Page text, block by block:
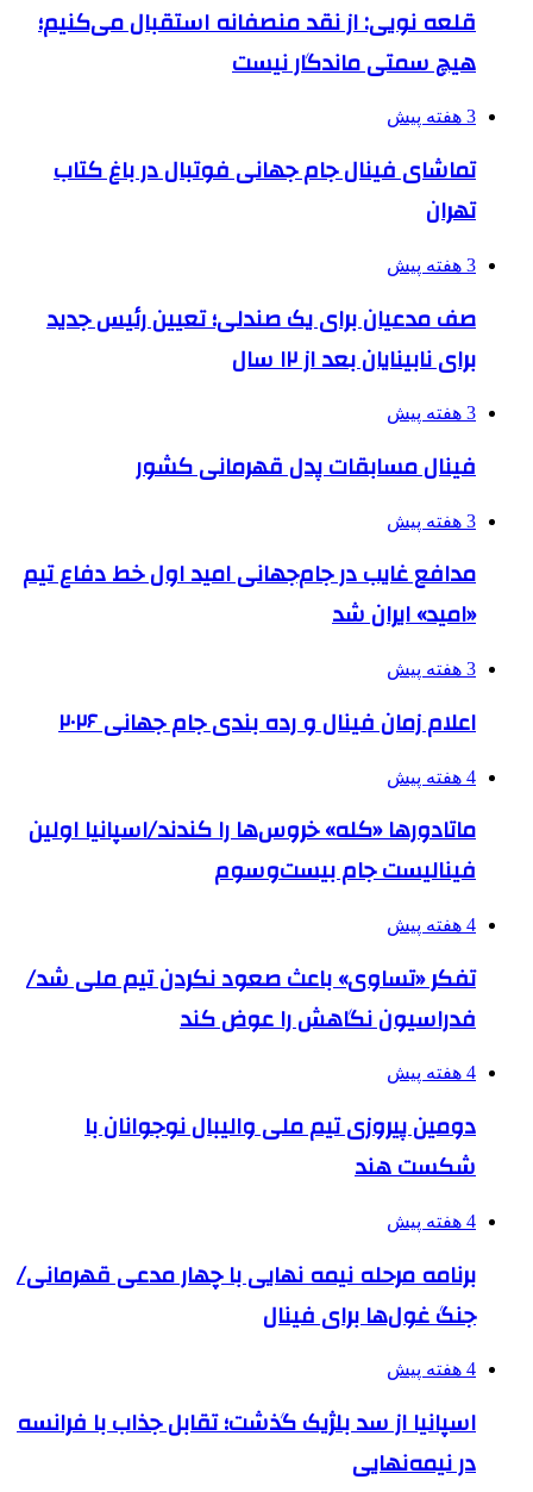
قلعه نویی: از نقد منصفانه استقبال می‌کنیم؛
هیچ سمتی ماندگار نیست
3 هفته پیش
تماشای فینال جام جهانی فوتبال در باغ کتاب
تهران
3 هفته پیش
صف مدعیان برای یک صندلی؛ تعیین رئیس جدید
برای نابینایان بعد از ۱۲ سال
3 هفته پیش
فینال مسابقات پدل قهرمانی کشور
3 هفته پیش
مدافع غایب در جام‌جهانی امید اول خط دفاع تیم
«امید» ایران شد
3 هفته پیش
اعلام زمان فینال و رده بندی جام جهانی ۲۰۲۶
4 هفته پیش
ماتادورها «کله» خروس‌ها را کندند/اسپانیا اولین
فینالیست جام بیست‌وسوم
4 هفته پیش
تفکر «تساوی» باعث صعود نکردن تیم ملی شد/
فدراسیون نگاهش را عوض کند
4 هفته پیش
دومین پیروزی تیم ملی والیبال نوجوانان با
شکست هند
4 هفته پیش
برنامه مرحله نیمه نهایی با چهار مدعی قهرمانی/
جنگ غول‌ها برای فینال
4 هفته پیش
اسپانیا از سد بلژیک گذشت؛ تقابل جذاب با فرانسه
در نیمه‌نهایی